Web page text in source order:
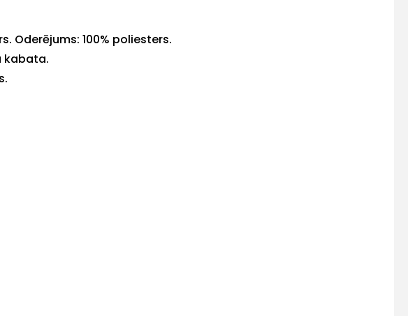
Oderējums: 100% poliesters.
kabata.